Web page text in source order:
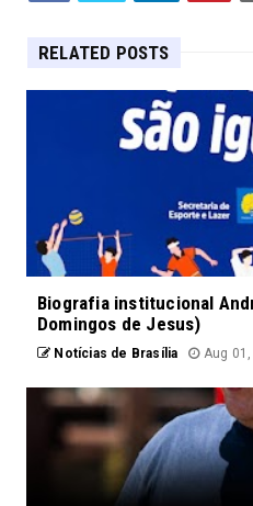
RELATED POSTS
Biografia institucional
Domingos de Jesus)
Notícias de Brasília Aug 01,